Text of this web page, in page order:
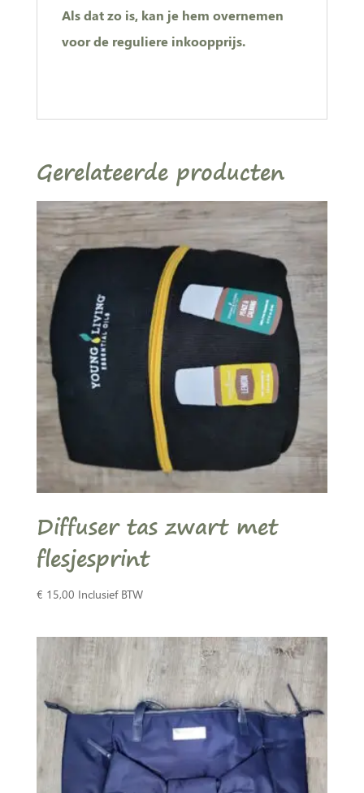
Als dat zo is, kan je hem overnemen
voor de reguliere inkoopprijs.
Gerelateerde producten
Diffuser tas zwart met
flesjesprint
€ 15,00 Inclusief BTW